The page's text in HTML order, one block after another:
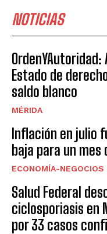
NOTICIAS
Estado de
saldo blanco
MÉRIDA
Inflación en julio
baja para un mes
ECONOMÍA-NEGOCIOS
Salud Federal
ciclosporiasis en
por 33 casos